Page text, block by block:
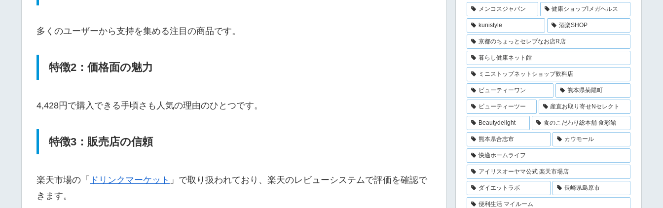
多くのユーザーから支持を集める注目の商品です。
特徴2：価格面の魅力
4,428円で購入できる手頃さも人気の理由のひとつです。
特徴3：販売店の信頼
楽天市場の「 ドリンクマーケット 」で取り扱われており、楽天のレビューシステムで評価を確認で
きます。
メンコスジャパン 健康ショップ!メガヘルス
kunistyle 酒楽SHOP
京都のちょっとセレブなお店R店
暮らし健康ネット館
ミニストップネットショップ飲料店
ビューティーワン 熊本県菊陽町
ビューティーツー 産直お取り寄せNセレクト
Beautydelight 食のこだわり総本舗 食彩館
熊本県合志市 カウモール
快適ホームライフ
アイリスオーヤマ公式 楽天市場店
ダイエットラボ 長崎県島原市
便利生活 マイルーム